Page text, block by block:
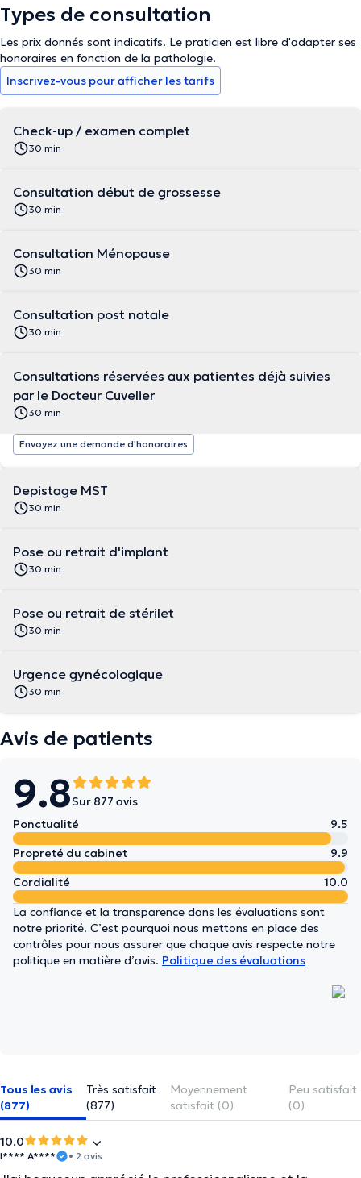
Types de consultation
Les prix donnés sont indicatifs. Le praticien est libre d'adapter ses
honoraires en fonction de la pathologie.
Inscrivez-vous pour afficher les tarifs
Check-up / examen complet
30 min
Consultation début de grossesse
30 min
Consultation Ménopause
30 min
Consultation post natale
30 min
Consultations réservées aux patientes déjà suivies
par le Docteur Cuvelier
30 min
Envoyez une demande d'honoraires
Depistage MST
30 min
Pose ou retrait d'implant
30 min
Pose ou retrait de stérilet
30 min
Urgence gynécologique
30 min
Avis de patients
9.8Sur 877 avis
Ponctualité
9.5
Propreté du cabinet
9.9
Cordialité
10.0
La confiance et la transparence dans les évaluations sont
notre priorité. C’est pourquoi nous mettons en place des
contrôles pour nous assurer que chaque avis respecte notre
politique en matière d’avis. Politique des évaluations
Tous les avis
(877)
Très satisfait
(877)
Moyennement
satisfait (0)
Peu satisfait
(0)
10.0
I**** A**** • 2 avis